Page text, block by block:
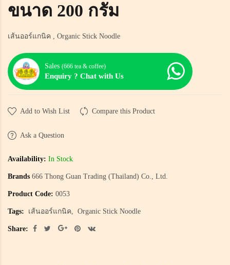
ขนาด 200 กรัม
เส้นออร์แกนิค , Organic Stick Noodle
Sales (666 tea & coffee)
Enquiry ? Chat with Us
Add to Wish List Compare this Product
Ask a Question
Availability: In Stock
Brands 666 Thong Guan Trading (Thailand) Co., Ltd.
Product Code: 0053
Tags: เส้นออร์แกนิค Organic Stick Noodle
Share: